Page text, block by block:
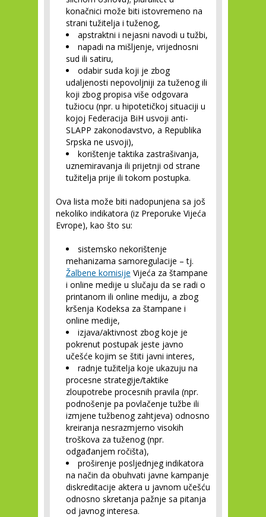
konačnici može biti istovremeno na
strani tužitelja i tuženog,
apstraktni i nejasni navodi u tužbi,
napadi na mišljenje, vrijednosni
sud ili satiru,
odabir suda koji je zbog
udaljenosti nepovoljniji za tuženog ili
koji zbog propisa više odgovara
tužiocu (npr. u hipotetičkoj situaciji u
kojoj Federacija BiH usvoji anti-
SLAPP zakonodavstvo, a Republika
Srpska ne usvoji),
korištenje taktika zastrašivanja,
uznemiravanja ili prijetnji od strane
tužitelja prije ili tokom postupka.
Ova lista može biti nadopunjena sa još
nekoliko indikatora (iz Preporuke Vijeća
Evrope), kao što su:
sistemsko nekorištenje
mehanizama samoregulacije – tj.
Žalbene komisije Vijeća za štampane
i online medije u slučaju da se radi o
printanom ili online mediju, a zbog
kršenja Kodeksa za štampane i
online medije,
izjava/aktivnost zbog koje je
pokrenut postupak jeste javno
učešće kojim se štiti javni interes,
radnje tužitelja koje ukazuju na
procesne strategije/taktike
zloupotrebe procesnih pravila (npr.
podnošenje pa povlačenje tužbe ili
izmjene tužbenog zahtjeva) odnosno
kreiranja nesrazmjerno visokih
troškova za tuženog (npr.
odgađanjem ročišta),
proširenje posljednjeg indikatora
na način da obuhvati javne kampanje
diskreditacije aktera u javnom učešću
odnosno skretanja pažnje sa pitanja
od javnog interesa.